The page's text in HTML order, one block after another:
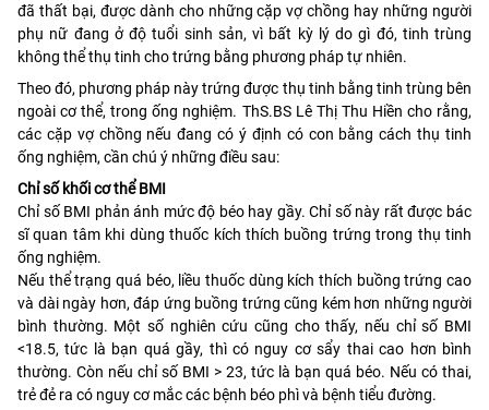
đã thất bại, được dành cho những cặp vợ chồng hay những người
phụ nữ đang ở độ tuổi sinh sản, vì bất kỳ lý do gì đó, tinh trùng
không thể thụ tinh cho trứng bằng phương pháp tự nhiên.
Theo đó, phương pháp này trứng được thụ tinh bằng tinh trùng bên
ngoài cơ thể, trong ống nghiệm. ThS.BS Lê Thị Thu Hiền cho rằng,
các cặp vợ chồng nếu đang có ý định có con bằng cách thụ tinh
ống nghiệm, cần chú ý những điều sau:
Chỉ số khối cơ thể BMI
Chỉ số BMI phản ánh mức độ béo hay gầy. Chỉ số này rất được bác
sĩ quan tâm khi dùng thuốc kích thích buồng trứng trong thụ tinh
ống nghiệm.
Nếu thể trạng quá béo, liều thuốc dùng kích thích buồng trứng cao
và dài ngày hơn, đáp ứng buồng trứng cũng kém hơn những người
bình thường. Một số nghiên cứu cũng cho thấy, nếu chỉ số BMI
<18.5, tức là bạn quá gầy, thì có nguy cơ sẩy thai cao hơn bình
thường. Còn nếu chỉ số BMI > 23, tức là bạn quá béo. Nếu có thai,
trẻ đẻ ra có nguy cơ mắc các bệnh béo phì và bệnh tiểu đường.